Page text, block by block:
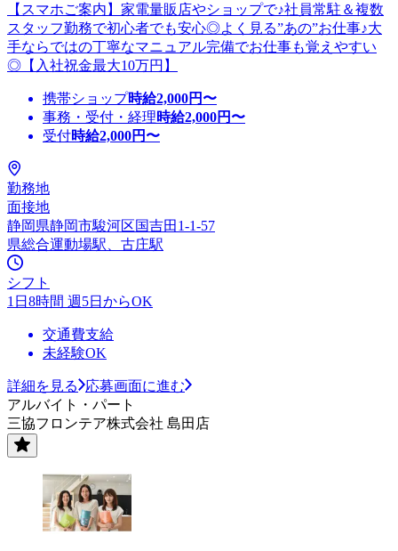
【スマホご案内】家電量販店やショップで♪社員常駐＆複数
スタッフ勤務で初心者でも安心◎よく見る”あの”お仕事♪大
手ならではの丁寧なマニュアル完備でお仕事も覚えやすい
◎【入社祝金最大10万円】
携帯ショップ時給2,000円〜
事務・受付・経理時給2,000円〜
受付時給2,000円〜
勤務地
面接地
静岡県静岡市駿河区国吉田1-1-57
県総合運動場駅、古庄駅
シフト
1日8時間 週5日からOK
交通費支給
未経験OK
詳細を見る
応募画面に進む
アルバイト・パート
三協フロンテア株式会社 島田店